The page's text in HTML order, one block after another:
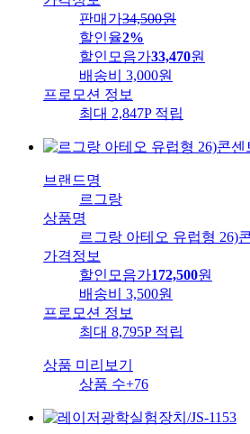
판매가34,500원
할인율2%
할인모음가33,470원
배송비
3,000원
프로모션 정보
최대 2,847P 적립
브랜드명
르그랑
상품명
르그랑 아테오 유럽형 26)
가격정보
할인모음가172,500원
배송비
3,500원
프로모션 정보
최대 8,795P 적립
상품 미리보기
상품 수+76